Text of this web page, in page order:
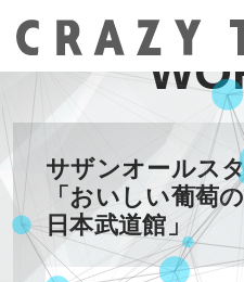
サザンオールス
「おいしい葡萄
日本武道館」